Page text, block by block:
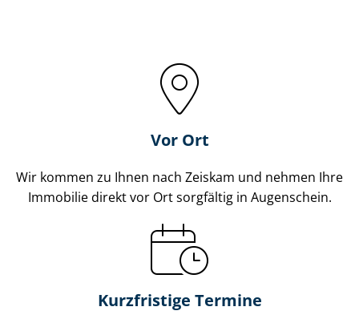
Vor Ort
Wir kommen zu Ihnen nach Zeiskam und nehmen Ihre
Immobilie direkt vor Ort sorgfältig in Augenschein.
Kurzfristige Termine